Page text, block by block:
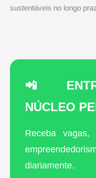
sustentáveis no longo
📲
NÚCLEO
Receba vagas,
diariamente.